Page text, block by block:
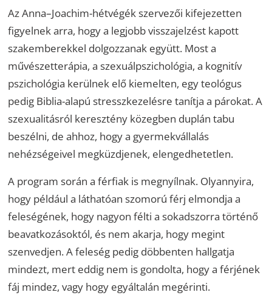
Az Anna–Joachim-hétvégék szervezői kifejezetten
figyelnek arra, hogy a legjobb visszajelzést kapott
szakemberekkel dolgozzanak együtt. Most a
művészetterápia, a szexuálpszichológia, a kognitív
pszichológia kerülnek elő kiemelten, egy teológus
pedig Biblia-alapú stresszkezelésre tanítja a párokat. A
szexualitásról keresztény közegben duplán tabu
beszélni, de ahhoz, hogy a gyermekvállalás
nehézségeivel megküzdjenek, elengedhetetlen.
A program során a férfiak is megnyílnak. Olyannyira,
hogy például a láthatóan szomorú férj elmondja a
feleségének, hogy nagyon félti a sokadszorra történő
beavatkozásoktól, és nem akarja, hogy megint
szenvedjen. A feleség pedig döbbenten hallgatja
mindezt, mert eddig nem is gondolta, hogy a férjének
fáj mindez, vagy hogy egyáltalán megérinti.